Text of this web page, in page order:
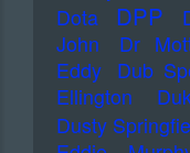
Dota
DPP
John
Dr
Eddy
Dub
Ellington
Dusty